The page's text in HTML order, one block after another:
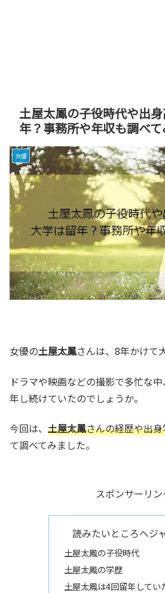
土屋太鳳の子役時代や出
年？事務所や年収も調べ
女優
女優の土屋太鳳さんは、8年かけて
ドラマや映画などの撮影で多忙な
年し続けていたのでしょうか。
今回は、 土屋太鳳さんの経歴や出
て調べてみました。
スポンサーリン
読みたいところへジ
土屋太鳳の子役時代
土屋太鳳の学歴
土屋太鳳は4回留年してい